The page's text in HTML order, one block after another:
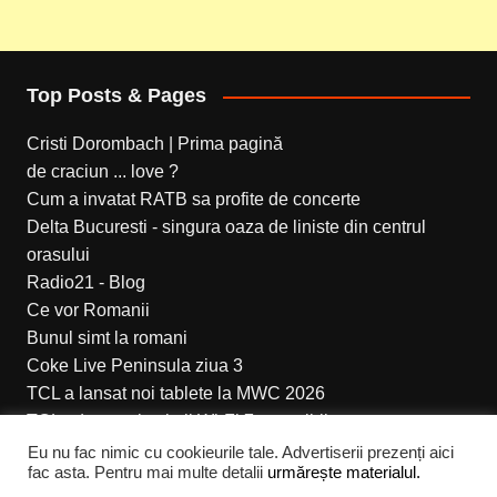
Top Posts & Pages
Cristi Dorombach | Prima pagină
de craciun ... love ?
Cum a invatat RATB sa profite de concerte
Delta Bucuresti - singura oaza de liniste din centrul
orasului
Radio21 - Blog
Ce vor Romanii
Bunul simt la romani
Coke Live Peninsula ziua 3
TCL a lansat noi tablete la MWC 2026
TCL aduce noi soluții Wi-Fi 7 accesibile
Eu nu fac nimic cu cookieurile tale. Advertiserii prezenți aici
fac asta. Pentru mai multe detalii urmărește materialul.